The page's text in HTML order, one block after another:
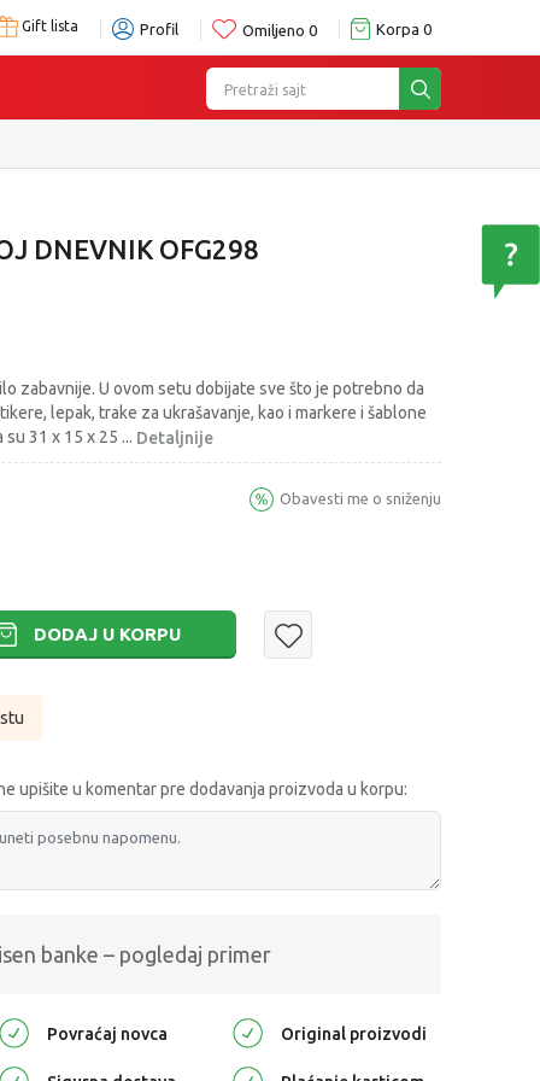
Gift lista Profil Omiljeno 0 Korpa 0
Pretraži sajt
DNEVNIK OFG298
zabavnije. U ovom setu dobijate sve što je potrebno da
lepak, trake za ukrašavanje, kao i markere i šablone
31 x 15 x 25 ... Detaljnije
Obavesti me o sniženju
DODAJ U KORPU
upišite u komentar pre dodavanja proizvoda u korpu:
banke – pogledaj primer
Povraćaj novca Original proizvodi